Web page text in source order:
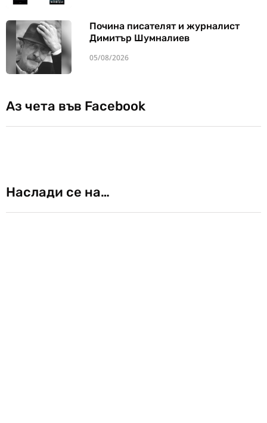
Почина писателят и журналист
Димитър Шумналиев
05/08/2026
Аз чета във Facebook
Наслади се на…